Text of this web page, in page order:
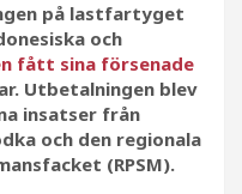
på lastfartyget
och
fått sina försenade
Utbetalningen blev
insatser från
och den regionala
(RPSM).